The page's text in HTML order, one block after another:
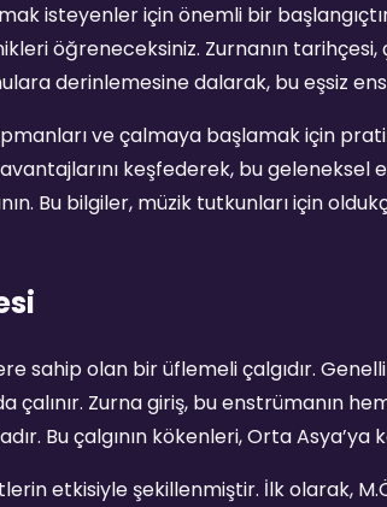
isteyenler için önemli bir
öğreneceksiniz. Zurnanın
derinlemesine dalarak, bu eşsiz
ve çalmaya başlamak için
keşfederek, bu geleneksel
Bu bilgiler, müzik tutkunları için
sahip olan bir üflemeli çalgıdır.
Zurna giriş, bu enstrümanın
Bu çalgının kökenleri, Orta Asya’ya
etkisiyle şekillenmiştir. İlk olarak,